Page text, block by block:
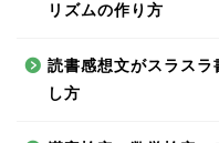
リズムの作り方
読書感想文がスラスラ
し方